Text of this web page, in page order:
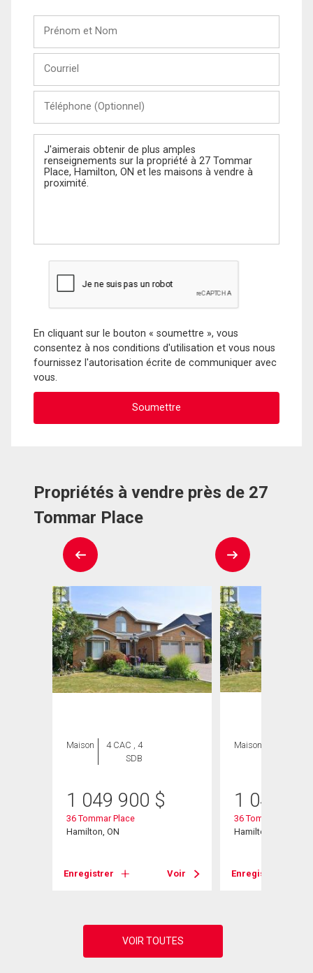
Nom
(Optionnel)
Message
En cliquant sur le bouton « soumettre », vous
consentez à nos conditions d'utilisation et vous nous
fournissez l'autorisation écrite de communiquer avec
vous.
Propriétés à vendre près de 27
Tommar Place
Maison
4 CAC , 4
SDB
1 049 900 $
36 Tommar Place
Hamilton, ON
Enregistrer Voir
Maison
1 049
36 Tommar Place
Hamilton, ON
Enregistrer